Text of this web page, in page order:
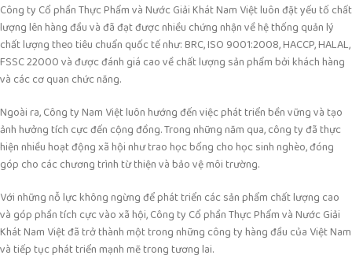
Công ty Cổ phần Thực Phẩm và Nước Giải Khát Nam Việt luôn đặt yếu tố chất
lượng lên hàng đầu và đã đạt được nhiều chứng nhận về hệ thống quản lý
chất lượng theo tiêu chuẩn quốc tế như: BRC, ISO 9001:2008, HACCP, HALAL,
FSSC 22000 và được đánh giá cao về chất lượng sản phẩm bởi khách hàng
và các cơ quan chức năng.
Ngoài ra, Công ty Nam Việt luôn hướng đến việc phát triển bền vững và tạo
ảnh hưởng tích cực đến cộng đồng. Trong những năm qua, công ty đã thực
hiện nhiều hoạt động xã hội như trao học bổng cho học sinh nghèo, đóng
góp cho các chương trình từ thiện và bảo vệ môi trường.
Với những nỗ lực không ngừng để phát triển các sản phẩm chất lượng cao
và góp phần tích cực vào xã hội, Công ty Cổ phần Thực Phẩm và Nước Giải
Khát Nam Việt đã trở thành một trong những công ty hàng đầu của Việt Nam
và tiếp tục phát triển mạnh mẽ trong tương lai.